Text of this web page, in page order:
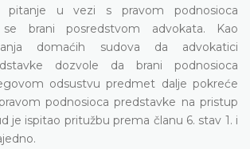
pitanje u vezi s pravom podnosioca
brani posredstvom advokata. Kao
domaćih sudova da advokatici
dozvole da brani podnosioca
odsustvu predmet dalje pokreće
podnosioca predstavke na pristup
je ispitao pritužbu prema članu 6. stav 1. i